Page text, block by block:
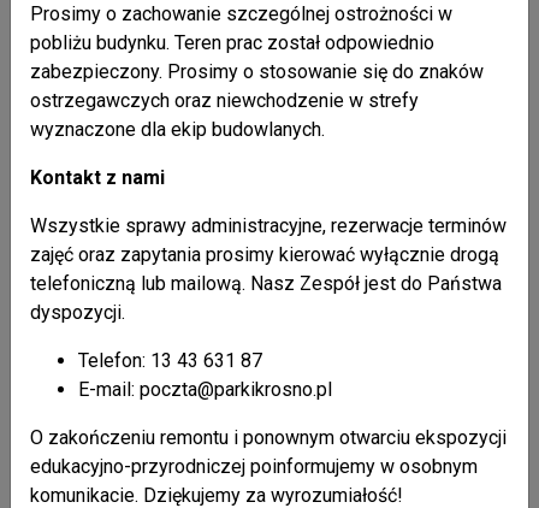
Atrakcje
Multimedia
Prosimy o zachowanie szczególnej ostrożności w
pobliżu budynku. Teren prac został odpowiednio
zabezpieczony. Prosimy o stosowanie się do znaków
ostrzegawczych oraz niewchodzenie w strefy
wyznaczone dla ekip budowlanych.
Kontakt z nami
Wszystkie sprawy administracyjne, rezerwacje terminów
zajęć oraz zapytania prosimy kierować wyłącznie drogą
telefoniczną lub mailową. Nasz Zespół jest do Państwa
dyspozycji.
Telefon: 13 43 631 87
E-mail: poczta@parkikrosno.pl
O zakończeniu remontu i ponownym otwarciu ekspozycji
edukacyjno-przyrodniczej poinformujemy w osobnym
komunikacie. Dziękujemy za wyrozumiałość!